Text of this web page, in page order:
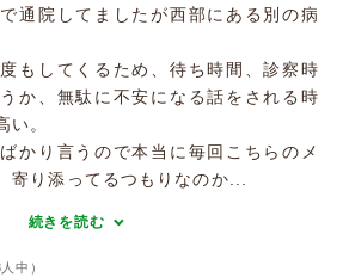
通院してましたが西部にある別の病
もしてくるため、待ち時間、診察時
か、無駄に不安になる話をされる時
い。
かり言うので本当に毎回こちらのメ
寄り添ってるつもりなのか...
続きを読む
人中）